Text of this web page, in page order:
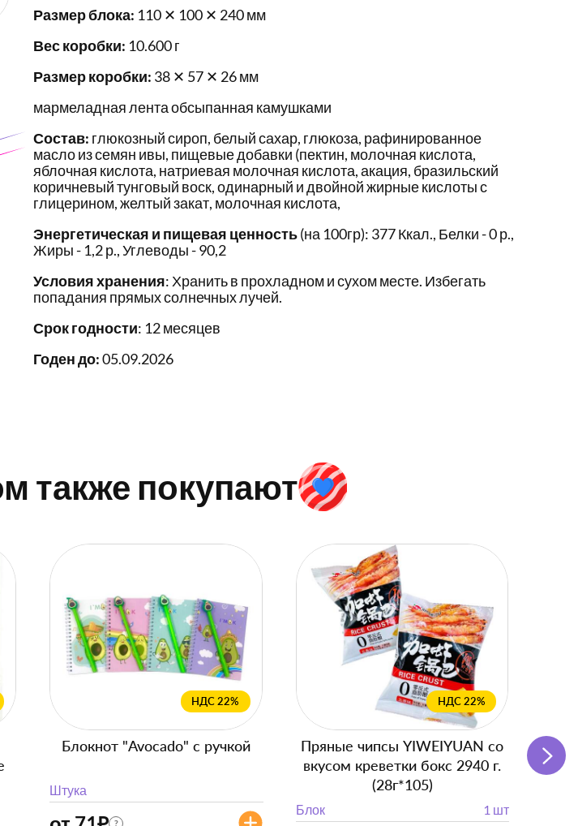
Размер блока: 110 ✕ 100 ✕ 240 мм
Вес коробки: 10.600 г
Размер коробки: 38 ✕ 57 ✕ 26 мм
мармеладная лента обсыпанная камушками
Состав: глюкозный сироп, белый сахар, глюкоза, рафинированное
масло из семян ивы, пищевые добавки (пектин, молочная кислота,
яблочная кислота, натриевая молочная кислота, акация, бразильский
коричневый тунговый воск, одинарный и двойной жирные кислоты с
глицерином, желтый закат, молочная кислота,
Энергетическая и пищевая ценность(на 100гр): 377 Ккал., Белки - 0 р.,
Жиры - 1,2 р., Углеводы - 90,2
Условия хранения: Хранить в прохладном и сухом месте. Избегать
попадания прямых солнечных лучей.
Срок годности: 12 месяцев
Годен до:05.09.2026
также покупают
НДС 22%
Блокнот "Avocado" с ручкой
Штука
?
НДС 22%
Пряные чипсы YIWEIYUAN со
вкусом креветки бокс 2940 г.
(28г*105)
Блок
1 шт